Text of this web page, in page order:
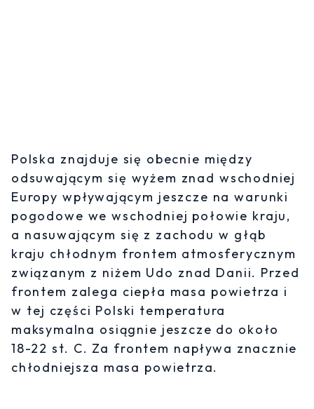
Polska znajduje się obecnie między
odsuwającym się wyżem znad wschodniej
Europy wpływającym jeszcze na warunki
pogodowe we wschodniej połowie kraju,
a nasuwającym się z zachodu w głąb
kraju chłodnym frontem atmosferycznym
związanym z niżem Udo znad Danii. Przed
frontem zalega ciepła masa powietrza i
w tej części Polski temperatura
maksymalna osiągnie jeszcze do około
18-22 st. C. Za frontem napływa znacznie
chłodniejsza masa powietrza.